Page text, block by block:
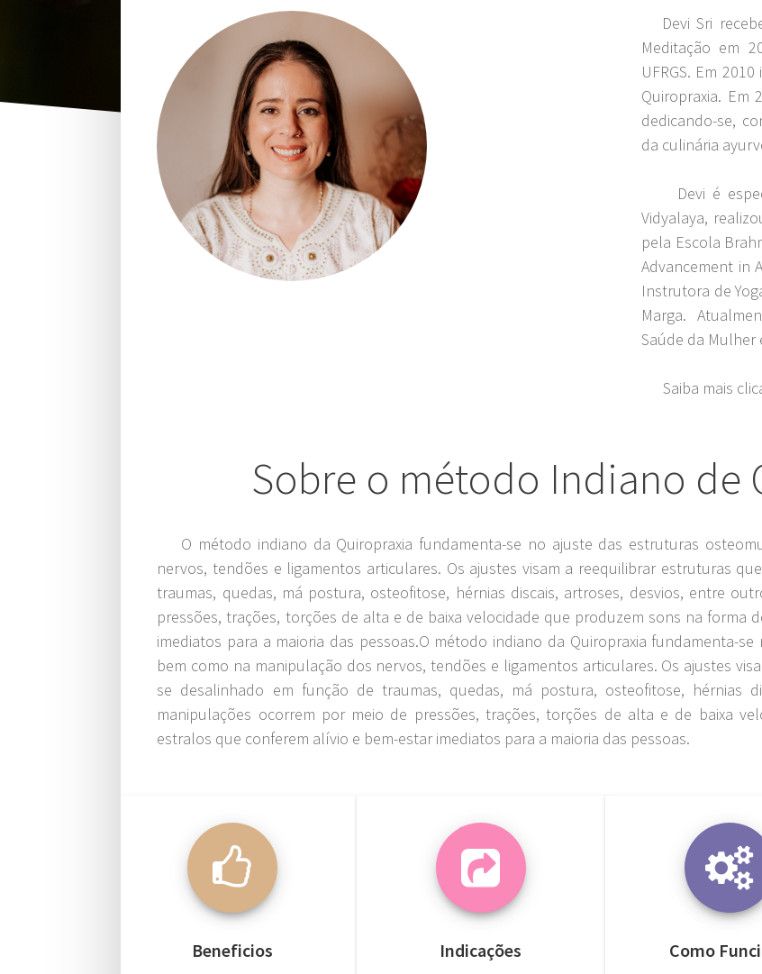
Devi Sri
Meditação em
UFRGS. Em
Quiropraxia. Em
dedicando-se,
da culinária
Devi é
Vidyalaya,
pela Escola
Advancement in
Instrutora de
Marga.
Saúde da Mulher
Saiba mais
Sobre o método Indiano de
O método indiano da Quiropraxia fundamenta-se no ajuste das estruturas
nervos, tendões e ligamentos articulares. Os ajustes visam a reequilibrar estruturas
traumas, quedas, má postura, osteofitose, hérnias discais, artroses, desvios, entre
pressões, trações, torções de alta e de baixa velocidade que produzem sons na forma
imediatos para a maioria das pessoas.O método indiano da Quiropraxia fundamenta-
bem como na manipulação dos nervos, tendões e ligamentos articulares. Os ajustes
se desalinhado em função de traumas, quedas, má postura, osteofitose, hérnias
manipulações ocorrem por meio de pressões, trações, torções de alta e de baixa
estralos que conferem alívio e bem-estar imediatos para a maioria das pessoas.
Beneficios Indicações Como